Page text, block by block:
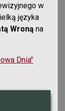
w
języka
Wroną na
Dnia"